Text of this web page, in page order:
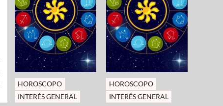
HOROSCOPO
INTERÉS GENERAL
HOROSCOPO
INTERÉS GENERAL